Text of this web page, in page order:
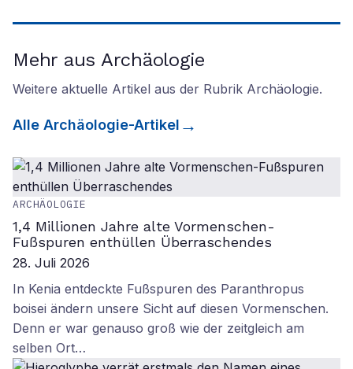
Mehr aus Archäologie
Weitere aktuelle Artikel aus der Rubrik Archäologie.
Alle Archäologie-Artikel
ARCHÄOLOGIE
1,4 Millionen Jahre alte Vormenschen-
Fußspuren enthüllen Überraschendes
28. Juli 2026
In Kenia entdeckte Fußspuren des Paranthropus
boisei ändern unsere Sicht auf diesen Vormenschen.
Denn er war genauso groß wie der zeitgleich am
selben Ort…